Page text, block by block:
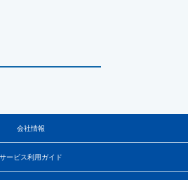
会社情報
サービス利用ガイド